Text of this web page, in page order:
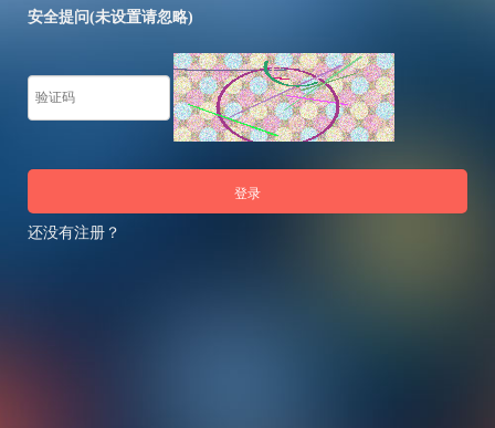
安全提问(未设置请忽略)
登录
还没有注册？